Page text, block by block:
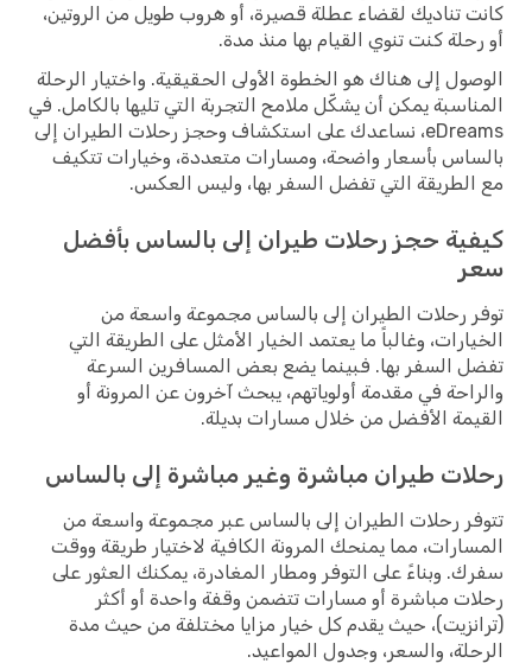
كانت تناديك لقضاء عطلة قصيرة، أو هروب طويل من الروتين،
أو رحلة كنت تنوي القيام بها منذ مدة.
الوصول إلى هناك هو الخطوة الأولى الحقيقية. واختيار الرحلة
المناسبة يمكن أن يشكّل ملامح التجربة التي تليها بالكامل. في
eDreams، نساعدك على استكشاف وحجز رحلات الطيران إلى
بالساس بأسعار واضحة، ومسارات متعددة، وخيارات تتكيف
مع الطريقة التي تفضل السفر بها، وليس العكس.
كيفية حجز رحلات طيران إلى بالساس بأفضل
سعر
توفر رحلات الطيران إلى بالساس مجموعة واسعة من
الخيارات، وغالباً ما يعتمد الخيار الأمثل على الطريقة التي
تفضل السفر بها. فبينما يضع بعض المسافرين السرعة
والراحة في مقدمة أولوياتهم، يبحث آخرون عن المرونة أو
القيمة الأفضل من خلال مسارات بديلة.
رحلات طيران مباشرة وغير مباشرة إلى بالساس
تتوفر رحلات الطيران إلى بالساس عبر مجموعة واسعة من
المسارات، مما يمنحك المرونة الكافية لاختيار طريقة ووقت
سفرك. وبناءً على التوفر ومطار المغادرة، يمكنك العثور على
رحلات مباشرة أو مسارات تتضمن وقفة واحدة أو أكثر
(ترانزيت)، حيث يقدم كل خيار مزايا مختلفة من حيث مدة
الرحلة، والسعر، وجدول المواعيد.